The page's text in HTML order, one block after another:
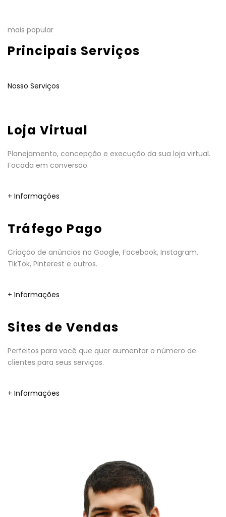
mais popular
Principais Serviços
Nosso Serviços
Loja Virtual
Planejamento, concepção e execução da sua loja virtual.
Focada em conversão.
+ Informações
Tráfego Pago
Criação de anúncios no Google, Facebook, Instagram,
TikTok, Pinterest e outros.
+ Informações
Sites de Vendas
Perfeitos para você que quer aumentar o número de
clientes para seus serviços.
+ Informações